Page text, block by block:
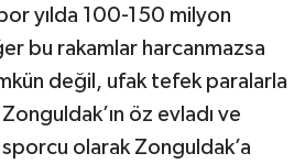
yılda 100-150 milyon
bu rakamlar harcanmazsa
değil, ufak tefek paralarla
öz evladı ve
olarak Zonguldak’a